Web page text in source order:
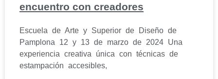
encuentro con creadores
Escuela de Arte y Superior de Diseño de
Pamplona 12 y 13 de marzo de 2024 Una
experiencia creativa única con técnicas de
estampación accesibles,